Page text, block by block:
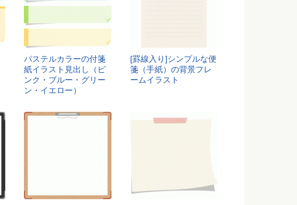
パステルカラーの付箋
紙イラスト見出し（ピ
ンク・ブルー・グリー
ン・イエロー）
[罫線入り]シンプルな便
箋（手紙）の背景フレ
ームイラスト